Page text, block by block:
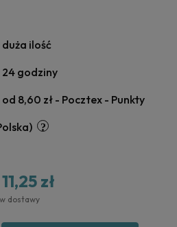
duża ilość
24 godziny
od 8,60 zł - Pocztex - Punkty
11,25 zł
dostawy